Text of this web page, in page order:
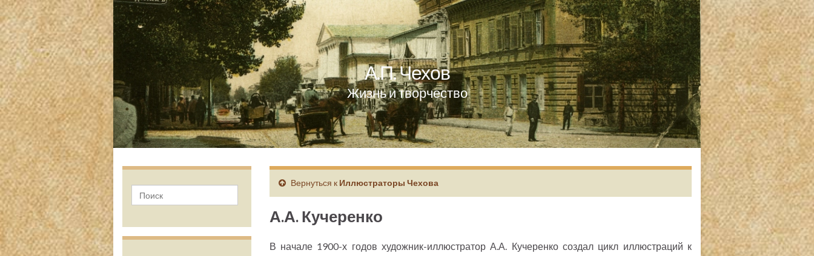
А.П. Чехов
Жизнь и творчество
Вернуться к Иллюстраторы Чехова
А.А. Кучеренко
В начале 1900-х годов художник-иллюстратор А.А. Кучеренко создал цикл иллюстраций к